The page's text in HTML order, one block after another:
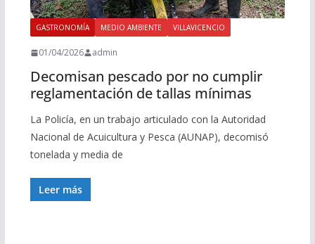
GASTRONOMÍA MEDIO AMBIENTE VILLAVICENCIO
01/04/2026 admin
Decomisan pescado por no cumplir
reglamentación de tallas mínimas
La Policía, en un trabajo articulado con la Autoridad
Nacional de Acuicultura y Pesca (AUNAP), decomisó
tonelada y media de
Leer más